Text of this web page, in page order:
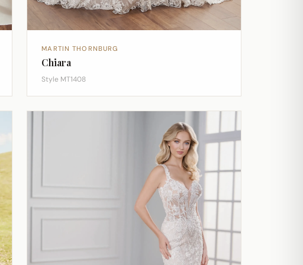
MARTIN THORNBURG
Chiara
Style MT1408